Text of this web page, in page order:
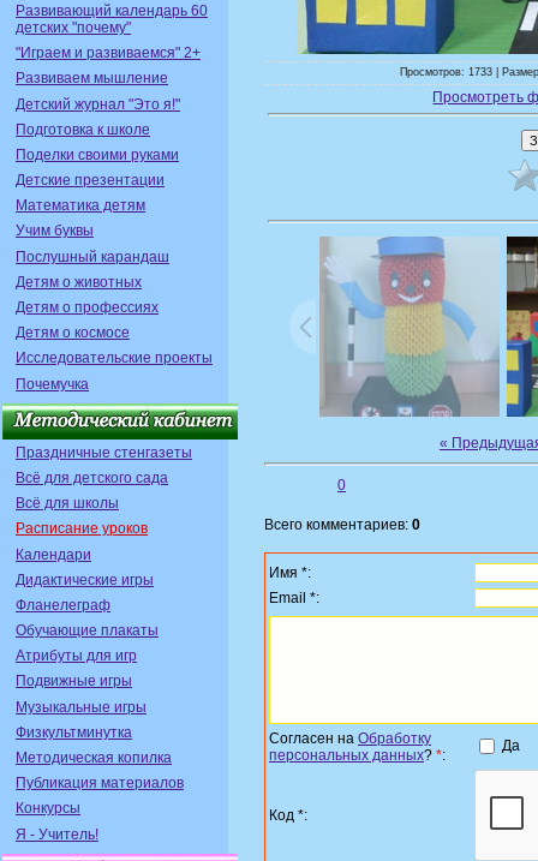
Развивающий календарь 60
детских "почему"
"Играем и развиваемся" 2+
Развиваем мышление
Детский журнал "Это я!"
Подготовка к школе
Поделки своими руками
Детские презентации
Математика детям
Учим буквы
Послушный карандаш
Детям о животных
Детям о профессиях
Детям о космосе
Исследовательские проекты
Почемучка
Праздничные стенгазеты
Всё для детского сада
Всё для школы
Расписание уроков
Календари
Дидактические игры
Фланелеграф
Обучающие плакаты
Атрибуты для игр
Подвижные игры
Музыкальные игры
Физкультминутка
Методическая копилка
Публикация материалов
Конкурсы
Я - Учитель!
Просмотров: 1733 |
Просмотреть
«
0
Всего комментариев: 0
Имя *:
Email *:
Согласен на Обработку
персональных данных? *:
Да
Код *: